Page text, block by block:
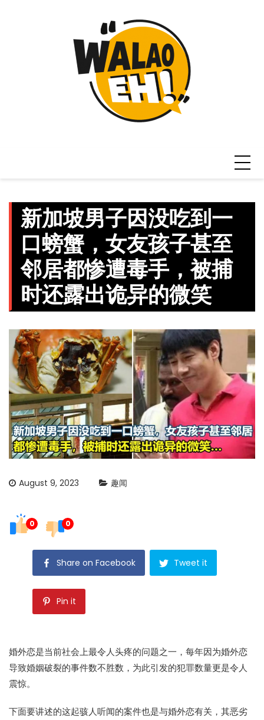
新加坡男子因没吃到一
口螃蟹，女友孩子甚至
邻居都惨遭毒手，被捕
时还露出诡异的微笑
August 9, 2023 趣闻
0 0
Share on Facebook Tweet it
Pin it
婚外恋是当前社会上最令人头疼的问题之一，每年因为婚外恋
导致婚姻破裂的事件数不胜数，为此引发的犯罪数量更是令人
震惊。
下面要讲述的这起骇人听闻的案件也是与婚外恋有关，其恶劣